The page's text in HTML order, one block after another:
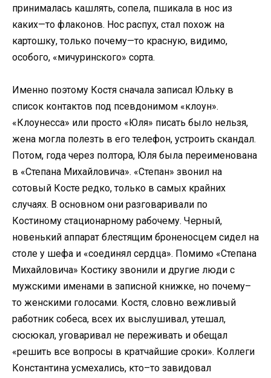
принималась кашлять, сопела, пшикала в нос из
каких—то флаконов. Нос распух, стал похож на
картошку, только почему—то красную, видимо,
особого, «мичуринского» сорта.
Именно поэтому Костя сначала записал Юльку в
список контактов под псевдонимом «клоун».
«Клоунесса» или просто «Юля» писать было нельзя,
жена могла полезть в его телефон, устроить скандал.
Потом, года через полтора, Юля была переименована
в «Степана Михайловича». «Степан» звонил на
сотовый Косте редко, только в самых крайних
случаях. В основном они разговаривали по
Костиному стационарному рабочему. Черный,
новенький аппарат блестящим броненосцем сидел на
столе у шефа и «соединял сердца». Помимо «Степана
Михайловича» Костику звонили и другие люди с
мужскими именами в записной книжке, но почему–
то женскими голосами. Костя, словно вежливый
работник собеса, всех их выслушивал, утешал,
сюсюкал, уговаривал не переживать и обещал
«решить все вопросы в кратчайшие сроки». Коллеги
Константина усмехались, кто–то завидовал